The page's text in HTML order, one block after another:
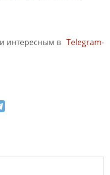
интересным в Telegram-